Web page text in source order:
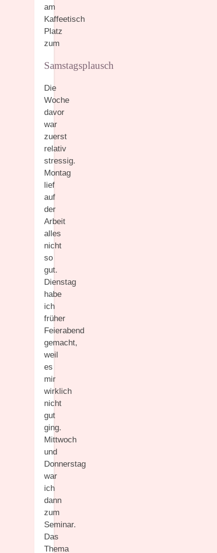
am
Kaffeetisch
Platz
zum
Samstagsplausch
Die
Woche
davor
war
zuerst
relativ
stressig.
Montag
lief
auf
der
Arbeit
alles
nicht
so
gut.
Dienstag
habe
ich
früher
Feierabend
gemacht,
weil
es
mir
wirklich
nicht
gut
ging.
Mittwoch
und
Donnerstag
war
ich
dann
zum
Seminar.
Das
Thema